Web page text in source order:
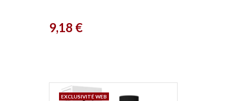
Prix
9,18 €
EXCLUSIVITÉ WEB